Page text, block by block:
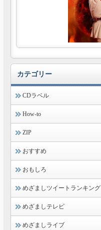
カテゴリー
CDラベル
How-to
ZIP
おすすめ
おもしろ
めざましツイートランキング
めざましテレビ
めざましライブ